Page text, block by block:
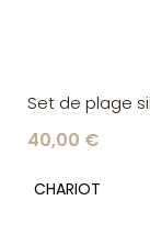
Set de plage
40,00 €
CHARIOT